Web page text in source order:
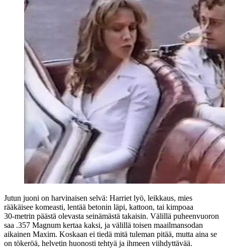
Jutun juoni on harvinaisen selvä: Harriet lyö, leikkaus, mies
rääkäisee komeasti, lentää betonin läpi, kattoon, tai kimpoaa
30‑metrin päästä olevasta seinämästä takaisin. Välillä puheenvuoron
saa .357 Magnum kertaa kaksi, ja välillä toisen maailmansodan
aikainen Maxim. Koskaan ei tiedä mitä tuleman pitää, mutta aina se
on tökeröä, helvetin huonosti tehtyä ja ihmeen viihdyttävää.